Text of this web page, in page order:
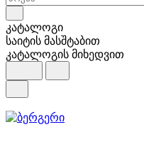
კატალოგი
საიტის მასშტაბით
კატალოგის მიხედვით